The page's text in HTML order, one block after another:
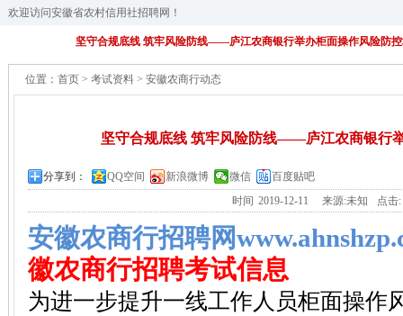
欢迎访问安徽省农村信用社招聘网！
坚守合规底线 筑牢风险防线——庐江农商银行举办柜面操作风险防
位置： 首页 > 考试资料 > 安徽农商行动态
坚守合规底线 筑牢风险防线——庐江农商银行
分享到： QQ空间 新浪微博 微信
百度贴吧
时间 2019-12-11 来源:未知 点击:
安徽农商行招聘网
徽农商行招聘考试信息
为进一步提升一线工作人员柜面操作